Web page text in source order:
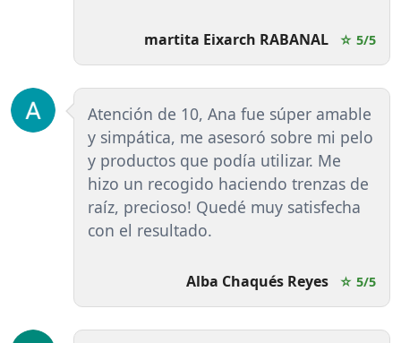
martita Eixarch RABANAL ☆ 5/5
Atención de 10, Ana fue súper amable
y simpática, me asesoró sobre mi pelo
y productos que podía utilizar. Me
hizo un recogido haciendo trenzas de
raíz, precioso! Quedé muy satisfecha
con el resultado.
Alba Chaqués Reyes ☆ 5/5